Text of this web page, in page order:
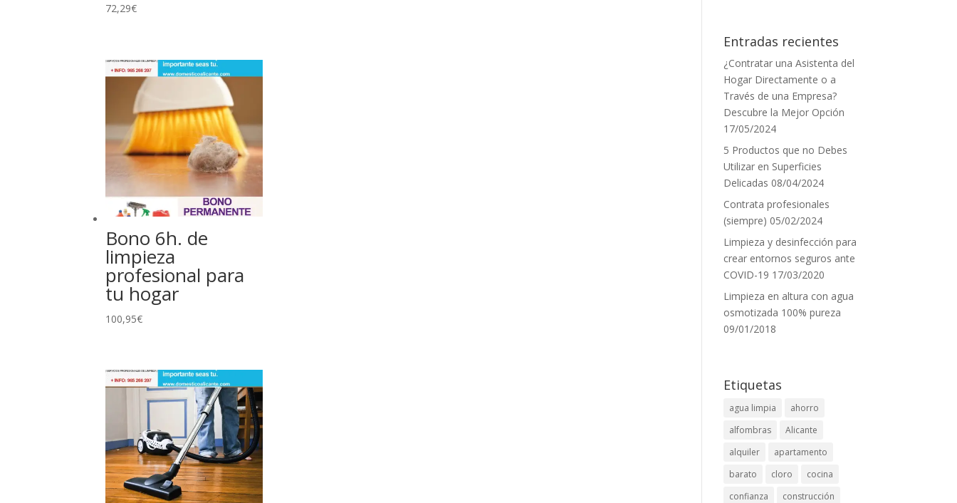
72,29€
Bono 6h. de
limpieza
profesional para
tu hogar
100,95€
Entradas recientes
¿Contratar una Asistenta del
Hogar Directamente o a
Través de una Empresa?
Descubre la Mejor Opción
17/05/2024
5 Productos que no Debes
Utilizar en Superficies
Delicadas 08/04/2024
Contrata profesionales
(siempre) 05/02/2024
Limpieza y desinfección para
crear entornos seguros ante
COVID-19 17/03/2020
Limpieza en altura con agua
osmotizada 100% pureza
09/01/2018
Etiquetas
agua limpia
ahorro
alfombras
Alicante
alquiler
apartamento
barato
cloro
cocina
confianza
construcción